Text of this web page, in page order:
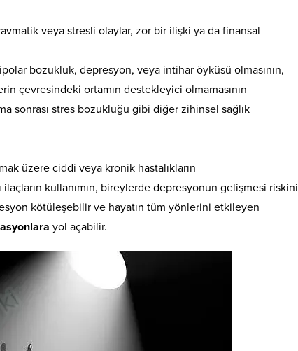
veya stresli olaylar, zor bir ilişki ya da finansal
bozukluk, depresyon, veya intihar öyküsü olmasının,
çevresindeki ortamın destekleyici olmamasının
sonrası stres bozukluğu gibi diğer zihinsel sağlık
üzere ciddi veya kronik hastalıkların
ilaçların kullanımın, bireylerde depresyonun gelişmesi riskini
kötüleşebilir ve hayatın tüm yönlerini etkileyen
yol açabilir.